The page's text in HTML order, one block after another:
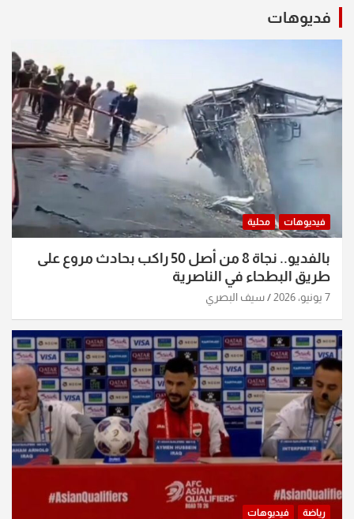
فديوهات
فيديوهات محلية
بالفديو.. نجاة 8 من أصل 50 راكب بحادث مروع على
طريق البطحاء في الناصرية
7 يونيو، 2026 سيف البصري
رياضة فيديوهات